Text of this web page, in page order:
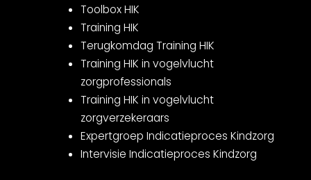
Toolbox HIK
Training HIK
Terugkomdag Training HIK
Training HIK in vogelvlucht
zorgprofessionals
Training HIK in vogelvlucht
zorgverzekeraars
Expertgroep Indicatieproces Kindzorg
Intervisie Indicatieproces Kindzorg